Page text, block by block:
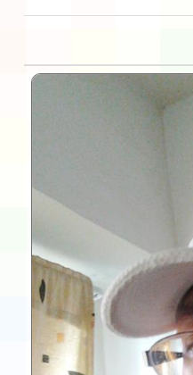
第3次招
告(不再
檢送「
賽實施
本市「
程安排一
「桃園
展演活
請一案